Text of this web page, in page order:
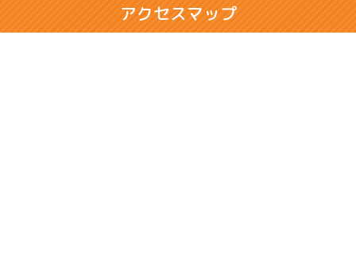
相続人同士の折り合いが悪いケース
アクセスマップ